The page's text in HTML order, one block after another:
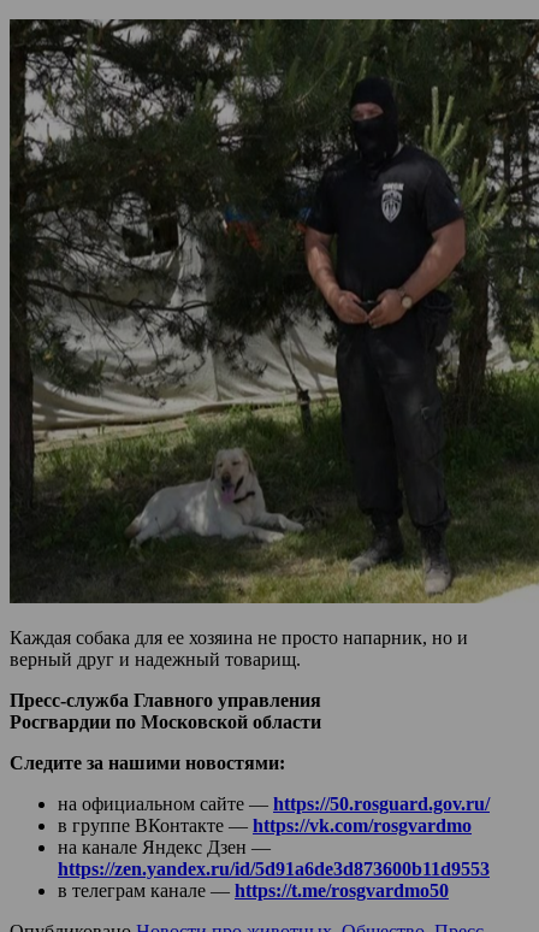
Каждая собака для ее хозяина не просто напарник, но и
верный друг и надежный товарищ.
Пресс-служба Главного управления
Росгвардии по Московской области
Следите за нашими новостями:
на официальном сайте — https://50.rosguard.gov.ru/
в группе ВКонтакте — https://vk.com/rosgvardmo
на канале Яндекс Дзен —
https://zen.yandex.ru/id/5d91a6de3d873600b11d9553
в телеграм канале — https://t.me/rosgvardmo50